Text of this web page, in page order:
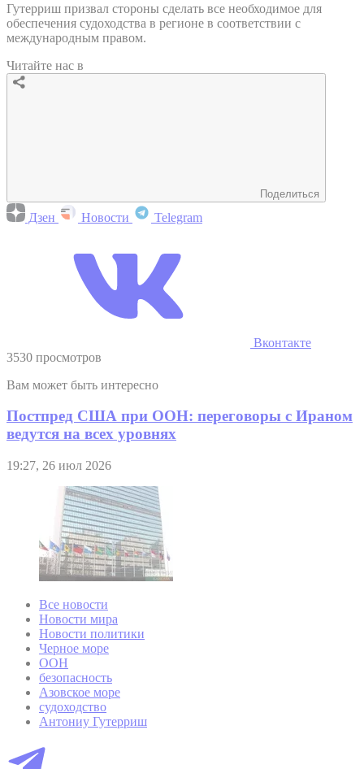
Гутерриш призвал стороны сделать все необходимое для
обеспечения судоходства в регионе в соответствии с
международным правом.
Читайте нас в
Поделиться
Дзен Новости Telegram
Вконтакте
3530 просмотров
Вам может быть интересно
Постпред США при ООН: переговоры с Ираном
ведутся на всех уровнях
19:27, 26 июл 2026
Все новости
Новости мира
Новости политики
Черное море
ООН
безопасность
Азовское море
судоходство
Антониу Гутерриш